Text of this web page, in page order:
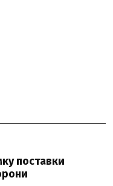
поставки